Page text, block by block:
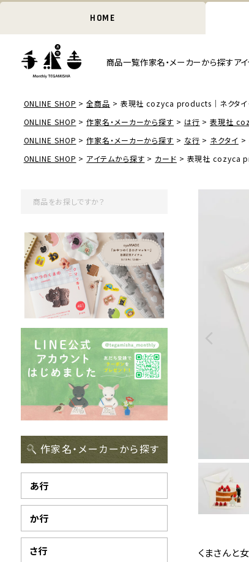
HOME
商品一覧作家名・メーカーから探すア
ONLINE SHOP 全商品
表現社 cozyca products｜ネクタイ・
ONLINE SHOP
作家名・メーカーから探す は行 表現社
ONLINE SHOP
作家名・メーカーから探す な行 ネクタイ
ONLINE SHOP
アイテムから探す カード 表現社 cozyca
作家名・メーカーから探す
あ行
か行
さ行
くまさんと